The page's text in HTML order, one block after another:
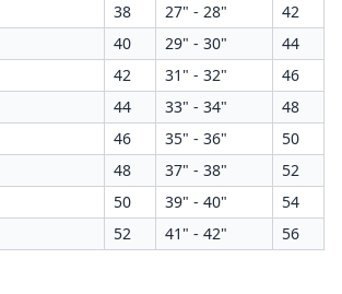
38 27" - 28"
42
40 29" - 30"
44
42 31" - 32"
46
44 33" - 34"
48
46 35" - 36"
50
48 37" - 38"
52
50 39" - 40"
54
52 41" - 42" 56